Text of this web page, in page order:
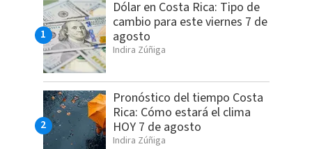
Dólar en Costa Rica: Tipo de
cambio para este viernes 7 de
agosto
Indira Zúñiga
Pronóstico del tiempo Costa
Rica: Cómo estará el clima
HOY 7 de agosto
Indira Zúñiga